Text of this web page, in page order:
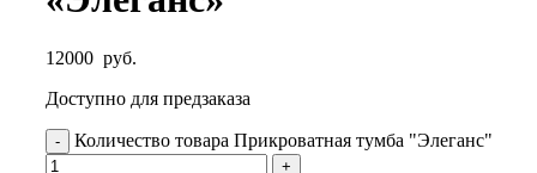
12000 руб.
Доступно для предзаказа
Количество товара Прикроватная тумба "Элеганс"